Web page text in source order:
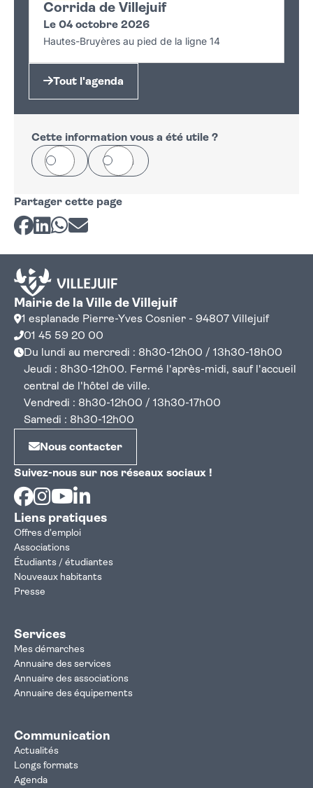
Corrida de Villejuif
Le 04 octobre 2026
Hautes-Bruyères au pied de la ligne 14
Tout l'agenda
Cette information vous a été utile ?
Oui Non
Partager cette page
Partager sur Facebook
Partager sur LinkedIn
Partager sur Whatsapp
Partager par courriel
Mairie de la Ville de Villejuif
1 esplanade Pierre-Yves Cosnier - 94807 Villejuif
01 45 59 20 00
Du lundi au mercredi : 8h30-12h00 / 13h30-18h00
Jeudi : 8h30-12h00. Fermé l'après-midi, sauf l'accueil
central de l'hôtel de ville.
Vendredi : 8h30-12h00 / 13h30-17h00
Samedi : 8h30-12h00
Nous contacter
Suivez-nous sur nos réseaux sociaux !
Facebook
Instagram
Youtube
Liens pratiques
Offres d'emploi
Associations
Étudiants / étudiantes
Nouveaux habitants
Presse
Services
Mes démarches
Annuaire des services
Annuaire des associations
Annuaire des équipements
Communication
Actualités
Longs formats
Agenda